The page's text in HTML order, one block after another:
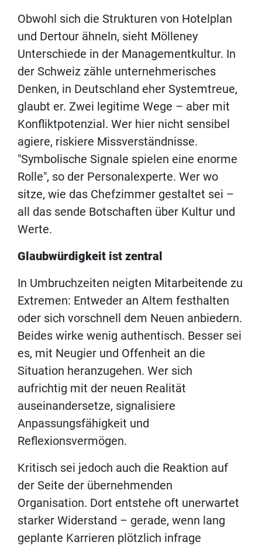
Obwohl sich die Strukturen von Hotelplan
und Dertour ähneln, sieht Mölleney
Unterschiede in der Managementkultur. In
der Schweiz zähle unternehmerisches
Denken, in Deutschland eher Systemtreue,
glaubt er. Zwei legitime Wege – aber mit
Konfliktpotenzial. Wer hier nicht sensibel
agiere, riskiere Missverständnisse.
"Symbolische Signale spielen eine enorme
Rolle", so der Personalexperte. Wer wo
sitze, wie das Chefzimmer gestaltet sei –
all das sende Botschaften über Kultur und
Werte.
Glaubwürdigkeit ist zentral
In Umbruchzeiten neigten Mitarbeitende zu
Extremen: Entweder an Altem festhalten
oder sich vorschnell dem Neuen anbiedern.
Beides wirke wenig authentisch. Besser sei
es, mit Neugier und Offenheit an die
Situation heranzugehen. Wer sich
aufrichtig mit der neuen Realität
auseinandersetze, signalisiere
Anpassungsfähigkeit und
Reflexionsvermögen.
Kritisch sei jedoch auch die Reaktion auf
der Seite der übernehmenden
Organisation. Dort entstehe oft unerwartet
starker Widerstand – gerade, wenn lang
geplante Karrieren plötzlich infrage